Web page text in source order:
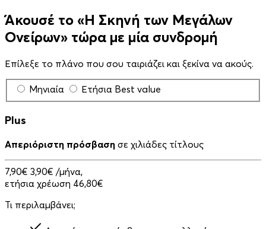
Άκουσέ το «Η Σκηνή των Μεγάλων
Ονείρων» τώρα με μία συνδρομή
Επίλεξε το πλάνο που σου ταιριάζει και ξεκίνα να ακούς.
Μηνιαία Ετήσια Best value
Plus
Απεριόριστη πρόσβαση σε χιλιάδες τίτλους
7,90€ 3,90€ /μήνα,
ετήσια χρέωση 46,80€
Τι περιλαμβάνει;